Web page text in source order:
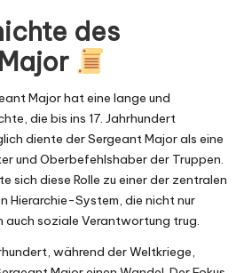
des
Major hat eine lange und
die bis ins 17. Jahrhundert
diente der Sergeant Major als eine
und Oberbefehlshaber der Truppen.
sich diese Rolle zu einer der zentralen
Hierarchie-System, die nicht nur
auch soziale Verantwortung trug.
während der Weltkriege,